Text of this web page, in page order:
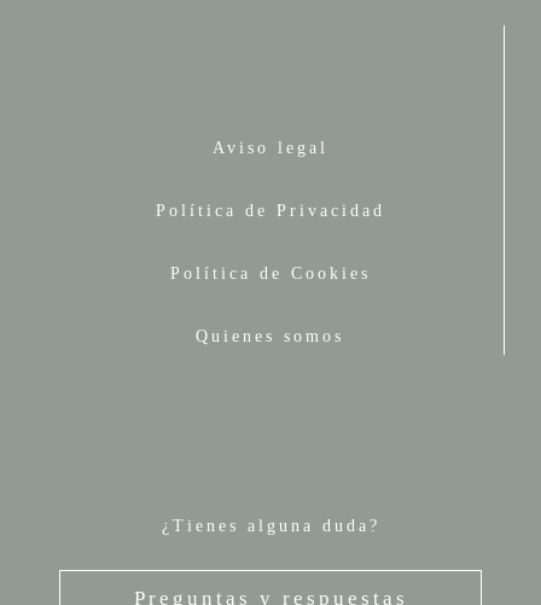
Aviso legal
Política de Privacidad
Política de Cookies
Quienes somos
¿Tienes alguna duda?
Preguntas y respuestas